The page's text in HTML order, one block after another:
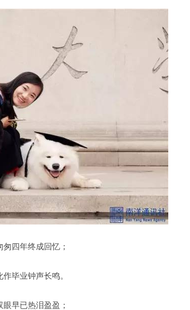
匆四年终成回忆；
作毕业钟声长鸣。
眼早已热泪盈盈；